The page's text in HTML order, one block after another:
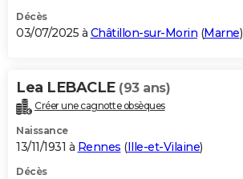
S'inscrire
Se connecter
Lycées
Collèges
Primaires
Universités
Entreprises
Service militaire
Avis de recherche
AVIS DE DÉCÈS
Bricolage
Lifestyle
Culture
Sport
Auto
Television
Voyage
Cinema
Décès
03/07/2025 à Châtillon-sur-Morin (Marne)
Lea LEBACLE (93 ans)
Créer une cagnotte obsèques
Naissance
13/11/1931 à Rennes (Ille-et-Vilaine)
Décès